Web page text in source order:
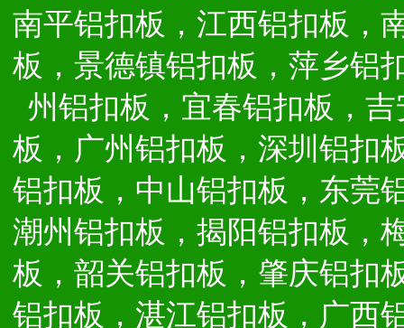
南平铝扣板，江西铝扣板，
板，景德镇铝扣板，萍乡铝
州铝扣板，宜春铝扣板，
板，广州铝扣板，深圳铝扣
铝扣板，中山铝扣板，东莞
潮州铝扣板，揭阳铝扣板，
板，韶关铝扣板，肇庆铝扣
铝扣板，湛江铝扣板，广西